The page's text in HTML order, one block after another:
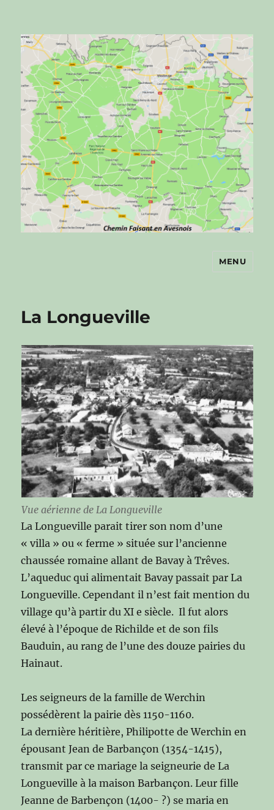
Chemin faisant en Avesnois
MENU
La Longueville
Vue aérienne de La Longueville
La Longueville parait tirer son nom d’une
« villa » ou « ferme » située sur l’ancienne
chaussée romaine allant de Bavay à Trêves.
L’aqueduc qui alimentait Bavay passait par La
Longueville. Cependant il n’est fait mention du
village qu’à partir du XI e siècle. Il fut alors
élevé à l’époque de Richilde et de son fils
Bauduin, au rang de l’une des douze pairies du
Hainaut.
Les seigneurs de la famille de Werchin
possédèrent la pairie dès 1150-1160.
La dernière héritière, Philipotte de Werchin en
épousant Jean de Barbançon (1354-1415),
transmit par ce mariage la seigneurie de La
Longueville à la maison Barbançon. Leur fille
Jeanne de Barbençon (1400- ?) se maria en